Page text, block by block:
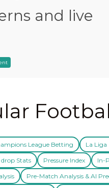
and live
League Betting La Liga
drop Stats Pressure Index In-
Pre-Match Analysis & AI